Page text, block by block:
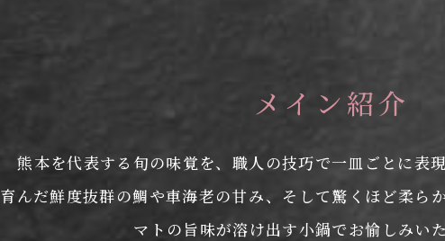
メイン紹介
熊本を代表する旬の味覚を、職人の技巧で一皿ごとに表
育んだ鮮度抜群の鯛や車海老の甘み、そして驚くほど柔ら
マトの旨味が溶け出す小鍋でお愉しみいた